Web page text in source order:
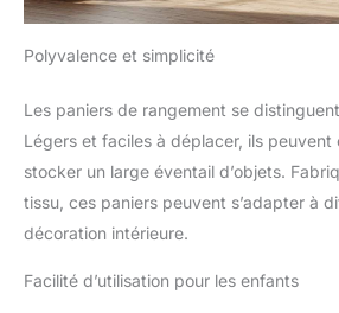
Polyvalence et simplicité
Les paniers de rangement se
Légers et faciles à déplacer, ils peuvent
stocker un large éventail d’objets.
tissu, ces paniers peuvent s’adapter à
décoration intérieure.
Facilité d’utilisation pour les enfants